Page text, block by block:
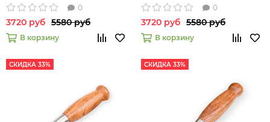
0
3720 руб 5580 руб
В корзину
0
3720 руб 5580 руб
В корзину
СКИДКА 33% СКИДКА 33%